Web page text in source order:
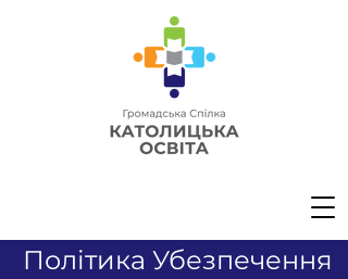
Політика Убезпечення